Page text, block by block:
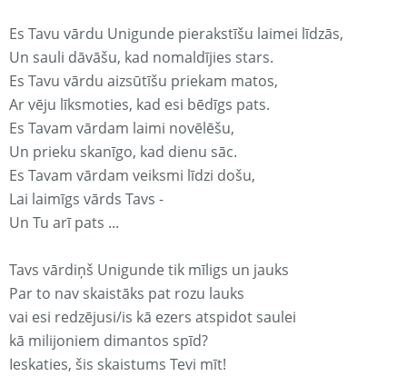
Es Tavu vārdu Unigunde pierakstīšu laimei līdzās,
Un sauli dāvāšu, kad nomaldījies stars.
Es Tavu vārdu aizsūtīšu priekam matos,
Ar vēju līksmoties, kad esi bēdīgs pats.
Es Tavam vārdam laimi novēlēšu,
Un prieku skanīgo, kad dienu sāc.
Es Tavam vārdam veiksmi līdzi došu,
Lai laimīgs vārds Tavs -
Un Tu arī pats ...
Tavs vārdiņš Unigunde tik mīligs un jauks
Par to nav skaistāks pat rozu lauks
vai esi redzējusi/is kā ezers atspidot saulei
kā milijoniem dimantos spīd?
Ieskaties, šis skaistums Tevi mīt!